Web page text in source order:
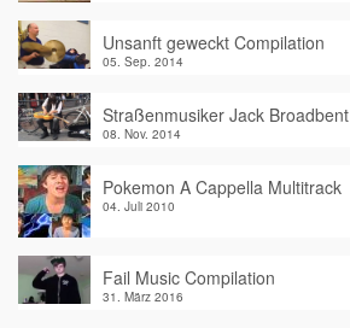
Unsanft geweckt Compilation
05. Sep. 2014
Straßenmusiker Jack Broadbent
08. Nov. 2014
Pokemon A Cappella Multitrack
04. Juli 2010
Fail Music Compilation
31. März 2016